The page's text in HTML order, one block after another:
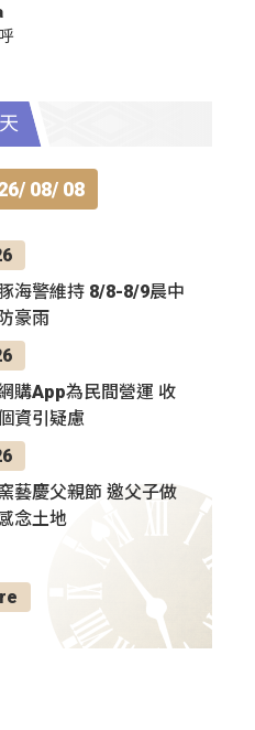
08/ 08
海警維持 8/8-8/9晨中
豪雨
購App為民間營運 收
資引疑慮
藝慶父親節 邀父子做
念土地